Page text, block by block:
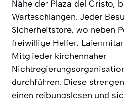
Nähe der Plaza del Cristo,
Warteschlangen. Jeder
Sicherheitstore, wo neben
freiwillige Helfer,
Mitglieder kirchennaher
durchführen. Diese
einen reibungslosen und